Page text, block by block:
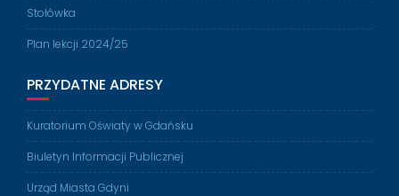
Stołówka
Plan lekcji 2024/25
PRZYDATNE ADRESY
Kuratorium Oświaty w Gdańsku
Biuletyn Informacji Publicznej
Urząd Miasta Gdyni